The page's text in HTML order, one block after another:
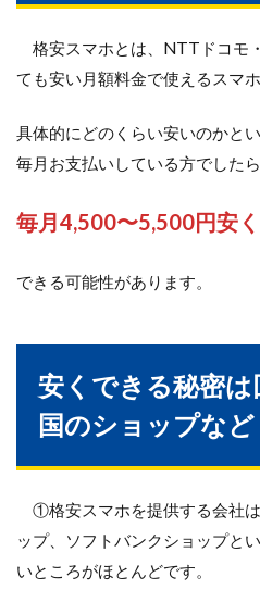
格安スマホとは、NTTドコモ
ても安い月額料金で使えるスマホ
具体的にどのくらい安いのかと
毎月お支払いしている方でしたら
毎月4,500〜5,500円安
できる可能性があります。
安くできる秘密は
国のショップなど
①格安スマホを提供する会社
ップ、ソフトバンクショップと
いところがほとんどです。